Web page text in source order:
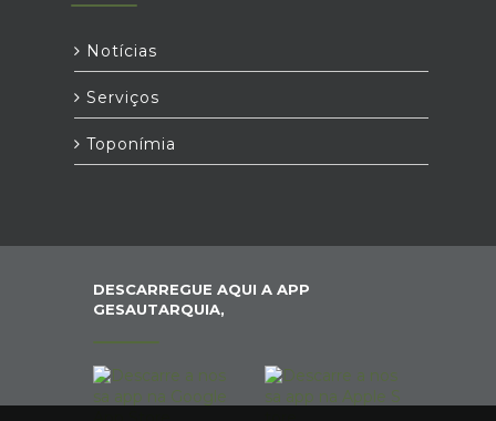
Notícias
Serviços
Toponímia
DESCARREGUE AQUI A APP
GESAUTARQUIA,